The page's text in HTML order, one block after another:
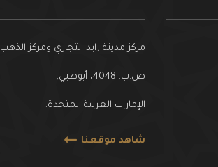
مركز مدينة زايد التجاري ومركز الذهب
ص.ب. 4048، أبوظبي,
الإمارات العربية المتحدة.
شاهد موقعنا